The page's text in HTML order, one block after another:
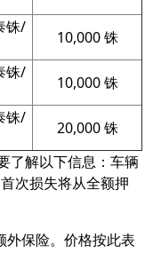
铢/
10,000 铢
铢/
10,000 铢
铢/
20,000 铢
了解以下信息：车辆
次损失将从全额押
外保险。价格按此表